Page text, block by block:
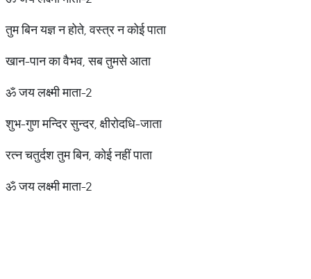
तुम बिन यज्ञ न होते, वस्त्र न कोई पाता
खान-पान का वैभव, सब तुमसे आता
ॐ जय लक्ष्मी माता-2
शुभ-गुण मन्दिर सुन्दर, क्षीरोदधि-जाता
रत्न चतुर्दश तुम बिन, कोई नहीं पाता
ॐ जय लक्ष्मी माता-2